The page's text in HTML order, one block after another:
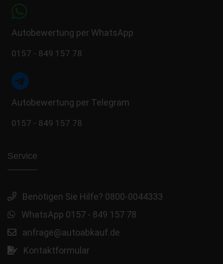
Autobewertung per WhatsApp
0157 - 849 157 78
Autobewertung per Telegram
0157 - 849 157 78
Service
Benötigen Sie Hilfe? 0800-0044333
WhatsApp 0157 - 849 157 78
anfrage@autoabkauf.de
Kontaktformular